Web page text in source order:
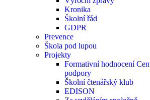
Kronika
Školní řád
GDPR
Prevence
Škola pod lupou
Projekty
Formativní hodnocení
podpory
Školní čtenářský klub
EDISON